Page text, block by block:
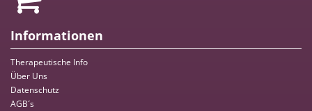
Informationen
Therapeutische Info
Über Uns
Datenschutz
AGB´s